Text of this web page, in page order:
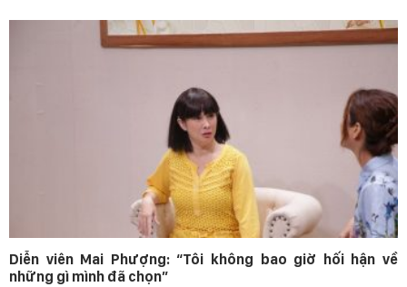
Diễn viên Mai Phượng: “Tôi không bao giờ hối hận về
những gì mình đã chọn”